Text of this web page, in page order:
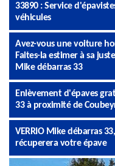
33890 : Service
véhicules
Avez-vous une voiture
Faites-la estimer à sa
Mike débarras 33
Enlèvement d'épaves
33 à proximité de
VERRIO Mike débarras
récuperera votre épave